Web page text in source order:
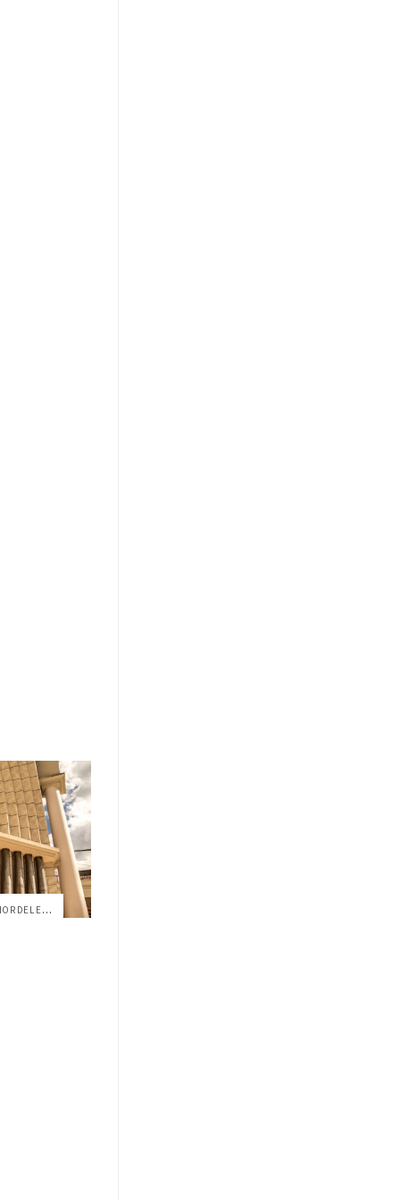
LIDERANDO LA EDUCACIÓN SUPERIOR DEL ECUA...